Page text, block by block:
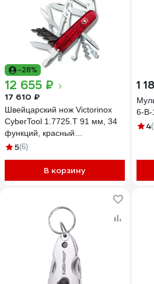
-28%
12 655 ₽
17 610 ₽
Швейцарский нож Victorinox
CyberTool 1.7725.T 91 мм, 34
функций, красный
полупрозрачный
5(6)
В корзину
1
6-В-
4